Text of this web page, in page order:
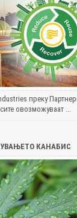
преку
овозможуваат ...
КАНАБИС